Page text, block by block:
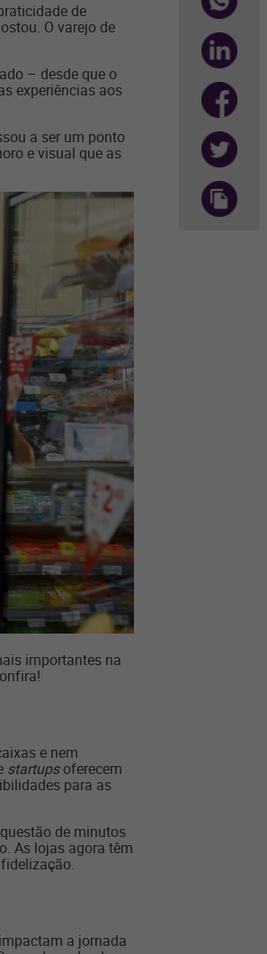
de
O varejo de
– desde que o
experiências aos
a ser um ponto
e visual que as
importantes na
e nem
startupsoferecem
para as
de minutos
As lojas agora têm
a jornada